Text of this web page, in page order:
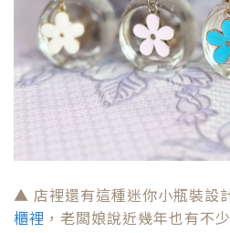
▲ 店裡還有這種迷你小瓶裝設
櫃裡，老闆娘說近幾年也有不
巧可愛、實用性高，價格也親
一 。